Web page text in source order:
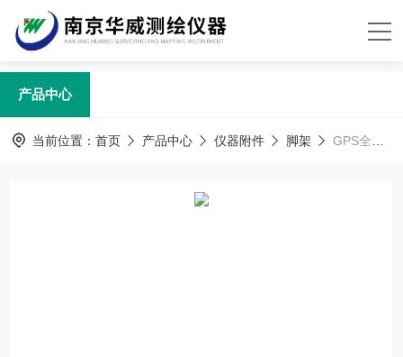
产品中心
当前位置： 首页 产品中心 仪器附件 脚架 GPS全站仪通用木质三腿脚架